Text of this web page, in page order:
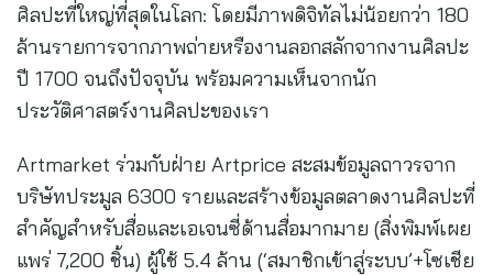
ศิลปะที่ใหญ่ที่สุดในโลก: โดยมีภาพดิจิทัลไม่น้อยกว่า 180
ล้านรายการจากภาพถ่ายหรืองานลอกสลักจากงานศิลปะ
ปี 1700 จนถึงปัจจุบัน พร้อมความเห็นจากนัก
ประวัติศาสตร์งานศิลปะของเรา
Artmarket ร่วมกับฝ่าย Artprice สะสมข้อมูลถาวรจาก
บริษัทประมูล 6300 รายและสร้างข้อมูลตลาดงานศิลปะที่
สำคัญสำหรับสื่อและเอเจนซี่ด้านสื่อมากมาย (สิ่งพิมพ์เผย
แพร่ 7,200 ชิ้น) ผู้ใช้ 5.4 ล้าน (‘สมาชิกเข้าสู่ระบบ’+โซเชีย